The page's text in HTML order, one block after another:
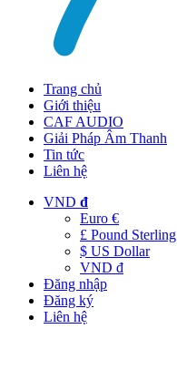
Trang chủ
Giới thiệu
CAF AUDIO
Giải Pháp Âm Thanh
Tin tức
Liên hệ
VND đ
Euro €
£ Pound Sterling
$ US Dollar
VND đ
Đăng nhập
Đăng ký
Liên hệ